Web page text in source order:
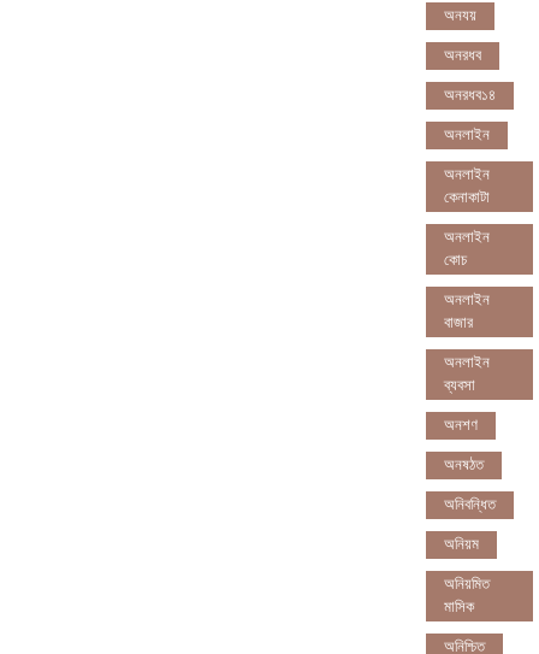
অনযয়
অনরধব
অনরধব১৪
অনলাইন
অনলাইন
কেনাকাটা
অনলাইন
কোচ
অনলাইন
বাজার
অনলাইন
ব্যবসা
অনশণ
অনষঠত
অনিবন্ধিত
অনিয়ম
অনিয়মিত
মাসিক
অনিশ্চিত